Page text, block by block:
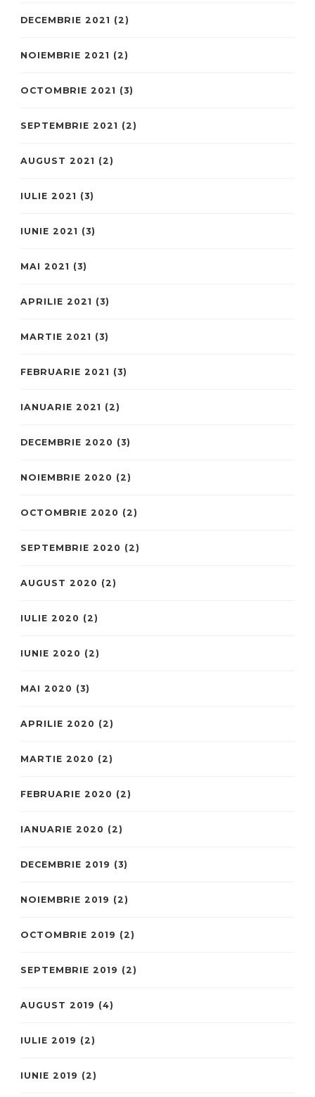
DECEMBRIE 2021 (2)
NOIEMBRIE 2021 (2)
OCTOMBRIE 2021 (3)
SEPTEMBRIE 2021 (2)
AUGUST 2021 (2)
IULIE 2021 (3)
IUNIE 2021 (3)
MAI 2021 (3)
APRILIE 2021 (3)
MARTIE 2021 (3)
FEBRUARIE 2021 (3)
IANUARIE 2021 (2)
DECEMBRIE 2020 (3)
NOIEMBRIE 2020 (2)
OCTOMBRIE 2020 (2)
SEPTEMBRIE 2020 (2)
AUGUST 2020 (2)
IULIE 2020 (2)
IUNIE 2020 (2)
MAI 2020 (3)
APRILIE 2020 (2)
MARTIE 2020 (2)
FEBRUARIE 2020 (2)
IANUARIE 2020 (2)
DECEMBRIE 2019 (3)
NOIEMBRIE 2019 (2)
OCTOMBRIE 2019 (2)
SEPTEMBRIE 2019 (2)
AUGUST 2019 (4)
IULIE 2019 (2)
IUNIE 2019 (2)